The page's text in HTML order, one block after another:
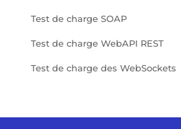
Test de charge SOAP
Test de charge WebAPI REST
Test de charge des WebSockets